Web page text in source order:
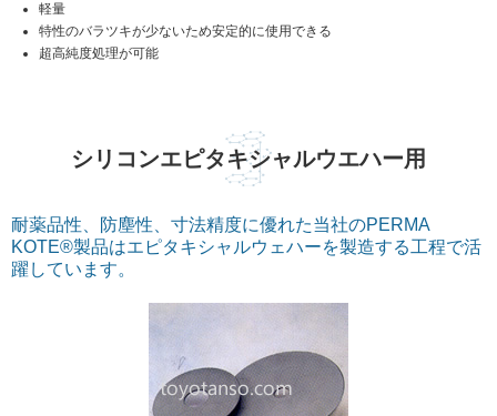
軽量
特性のバラツキが少ないため安定的に使用できる
超高純度処理が可能
シリコンエピタキシャルウエハー用
耐薬品性、防塵性、寸法精度に優れた当社のPERMA
KOTE®製品はエピタキシャルウェハーを製造する工程で活
躍しています。